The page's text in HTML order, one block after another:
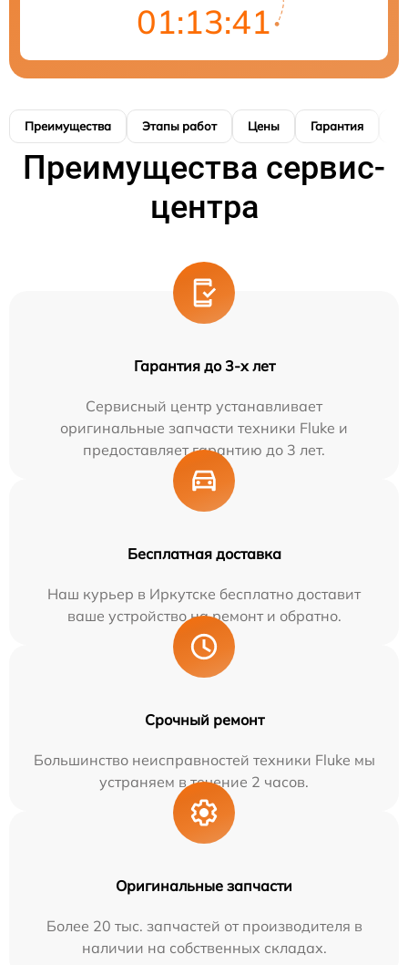
01:13:41
Преимущества Этапы работ Цены Гарантия
Преимущества сервис-
центра
Гарантия до 3-х лет
Сервисный центр устанавливает
оригинальные запчасти техники Fluke и
предоставляет гарантию до 3 лет.
Бесплатная доставка
Наш курьер в Иркутске бесплатно доставит
ваше устройство на ремонт и обратно.
Срочный ремонт
Большинство неисправностей техники Fluke мы
устраняем в течение 2 часов.
Оригинальные запчасти
Более 20 тыс. запчастей от производителя в
наличии на собственных складах.